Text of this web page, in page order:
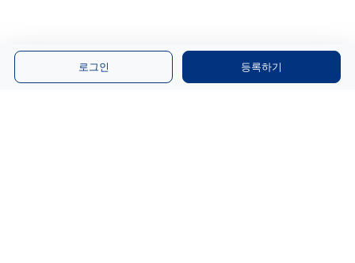
로그인 등록하기